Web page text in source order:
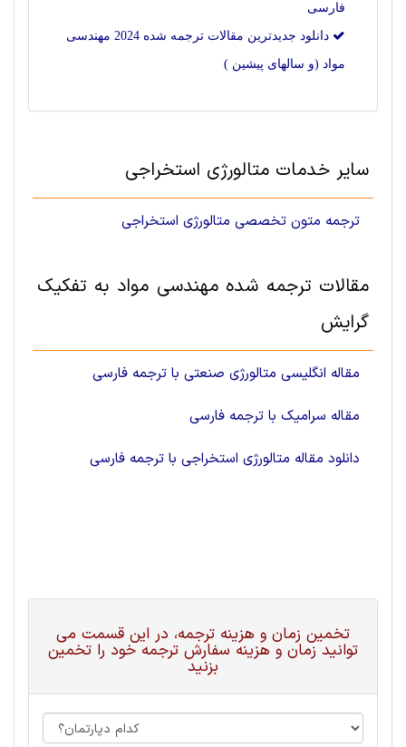
فارسی
دانلود جدیدترین مقالات ترجمه شده 2024 مهندسی
مواد (و سالهای پیشین )
سایر خدمات متالورژی استخراجی‌
ترجمه متون تخصصی متالورژی استخراجی
مقالات ترجمه شده مهندسی مواد به تفکیک
گرایش
مقاله انگلیسی متالورژی صنعتی با ترجمه فارسی
مقاله سرامیک با ترجمه فارسی
دانلود مقاله متالورژی استخراجی‌ با ترجمه فارسی
تخمین زمان و هزینه ترجمه، در این قسمت می
توانید زمان و هزینه سفارش ترجمه خود را تخمین
بزنید